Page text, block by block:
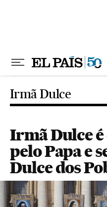
Irmã Dulce
Irmã Dulce
pelo Papa e
Dulce dos